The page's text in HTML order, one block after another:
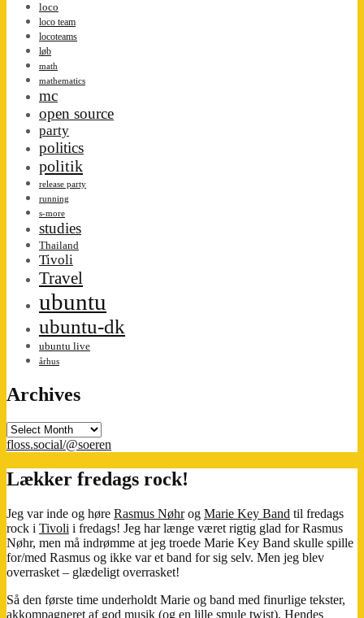
loco
loco team
locoteams
løb
math
mathematics
mc
open source
party
politics
politik
release party
running
s-more
studies
Thailand
Tivoli
Travel
ubuntu
ubuntu-dk
ubuntu live
århus
Archives
Archives
floss.social/@soeren
Lækker fredags rock!
Jeg var inde og høre Rasmus Nøhrog Marie Key Band til fredags
rock i Tivoli i fredags! Jeg har længe været rigtig glad for Rasmus
Nøhr, men må indrømme at jeg troede Marie Key Band skulle spille
for/med Rasmus og ikke var et band for sig selv. Men jeg blev
overrasket – glædeligt overrasket!
Så den første time underholdt Marie og band med finurlige tekster,
akkompagneret af god musik (og en lille smule twist). Hendes